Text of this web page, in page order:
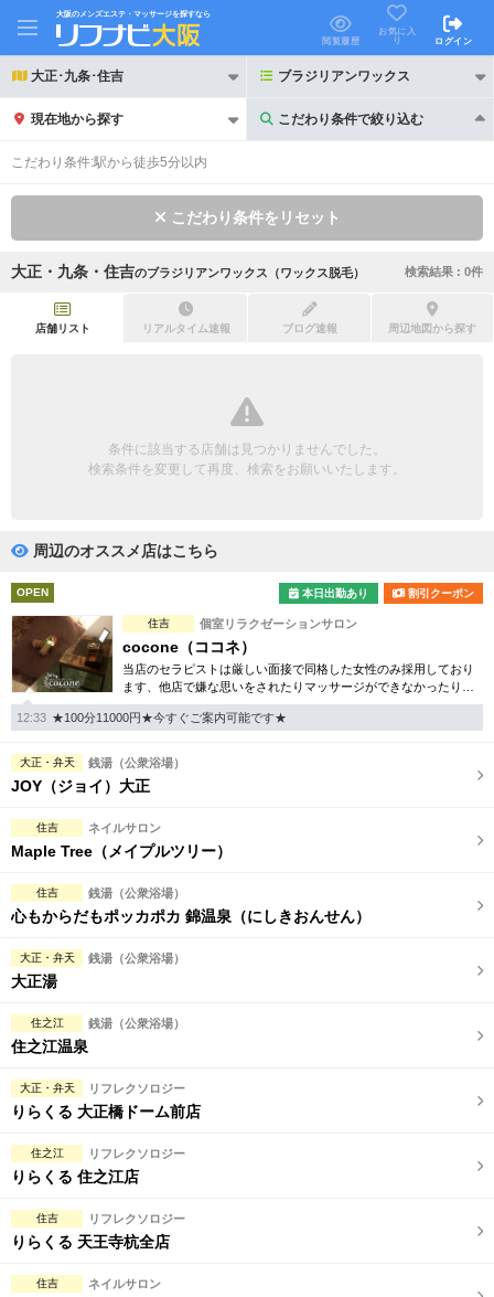
大阪のメンズエステ・マッサージを探すなら
閲覧履歴
お気に入
り
ログイン
大正･九条･住吉 ブラジリアンワックス
現在地から探す こだわり条件で絞り込む
こだわり条件で絞り込む
初回割引あり リピーター割引あり
団体様歓迎
ペアルームあり
フットバスあり 岩盤浴あり
専用駐車場あり 有資格者在籍
日本人スタッフのみ 女性スタッフのみ
スタッフ指名可 Ｗセラピスト
駅から徒歩5分以内
こだわり条件:駅から徒歩5分以内
こだわり条件をリセット
大正・九条・住吉のブラジリアンワックス（ワックス脱毛） 検索結果 : 0件
店舗リスト リアルタイム速報 ブログ速報 周辺地図から探す
条件に該当する店舗は見つかりませんでした。
検索条件を変更して再度、検索をお願いいたします。
周辺のオススメ店はこちら
OPEN 本日出勤あり 割引クーポン
住吉 個室リラクゼーションサロン
cocone（ココネ）
当店のセラピストは厳しい面接で同格した女性のみ採用しており
ます、他店で嫌な思いをされたりマッサージができなかったり、
やる気がなかったりの経験はございませんか？全てが満足できる
お店です！
12:33 ★100分11000円★今すぐご案内可能です★
大正・弁天 銭湯（公衆浴場）
JOY（ジョイ）大正
住吉 ネイルサロン
Maple Tree（メイプルツリー）
住吉 銭湯（公衆浴場）
心もからだもポッカポカ 錦温泉（にしきおんせん）
大正・弁天 銭湯（公衆浴場）
大正湯
住之江 銭湯（公衆浴場）
住之江温泉
大正・弁天 リフレクソロジー
りらくる 大正橋ドーム前店
住之江 リフレクソロジー
りらくる 住之江店
住吉 リフレクソロジー
りらくる 天王寺杭全店
住吉 ネイルサロン